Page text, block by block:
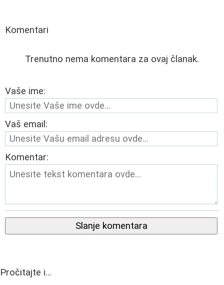
Komentari
Trenutno nema komentara za ovaj članak.
Vaše ime:
Vaš email:
Komentar:
Slanje komentara
Pročitajte i...